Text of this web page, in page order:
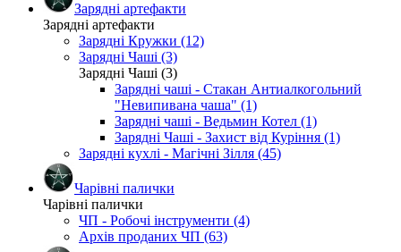
Зарядні артефакти
Зарядні артефакти
Зарядні Кружки (12)
Зарядні Чаші (3)
Зарядні Чаші (3)
Зарядні чаші - Стакан Антиалкогольний
"Невипивана чаша" (1)
Зарядні чаші - Ведьмин Котел (1)
Зарядні Чаші - Захист від Куріння (1)
Зарядні кухлі - Магічні Зілля (45)
Чарівні палички
Чарівні палички
ЧП - Робочі інструменти (4)
Архів проданих ЧП (63)